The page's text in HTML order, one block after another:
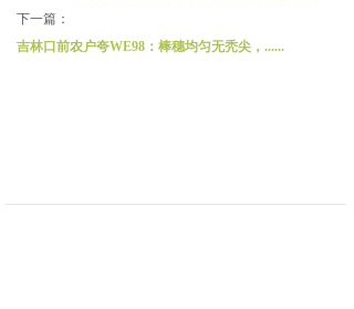
下一篇：
吉林口前农户夸WE98：棒穗均匀无秃尖，......